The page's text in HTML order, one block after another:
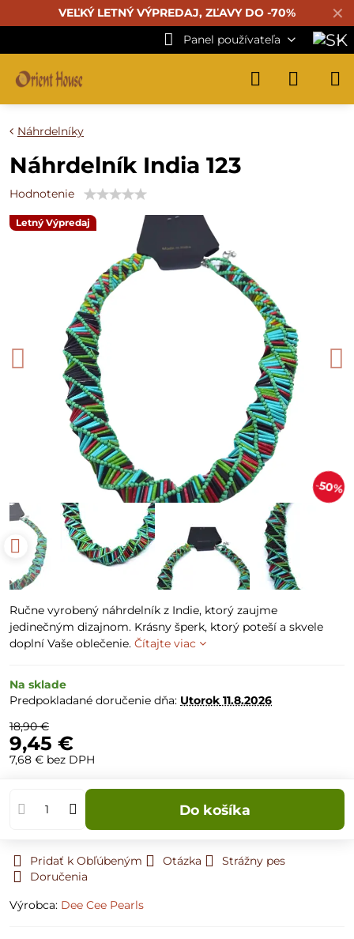
✕
VEĽKÝ LETNÝ VÝPREDAJ, ZĽAVY DO -70%
Panel používateľa
Letný Výpredaj
50%
Náhrdelníky
Náhrdelník India 123
Hodnotenie
Ručne vyrobený náhrdelník z Indie, ktorý zaujme
jedinečným dizajnom. Krásny šperk, ktorý poteší a skvele
doplní Vaše oblečenie. Čítajte viac
Na sklade
Predpokladané doručenie dňa: Utorok 11.8.2026
18,90 €
9,45 €
7,68 € bez DPH
Do košíka
Pridať k Obľúbeným Otázka
Strážny pes
Doručenia
Výrobca: Dee Cee Pearls